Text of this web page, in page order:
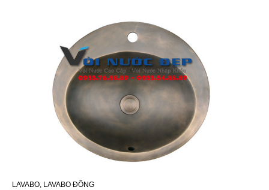
LAVABO, LAVABO ĐỒNG